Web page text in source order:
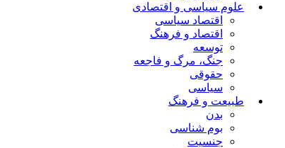
علوم سیاسی و اقتصادی
اقتصاد سیاسی
اقتصاد و فرهنگ
توسعه
جنگ، مرگ و فاجعه
حقوقی
سیاسی
طبیعت و فرهنگ
بدن
بوم شناسی
جنسیت